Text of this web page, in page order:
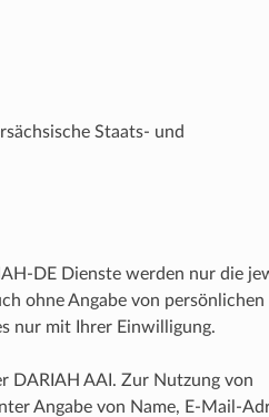
Staats- und
DE Dienste werden nur die
ohne Angabe von persönlichen
nur mit Ihrer Einwilligung.
DARIAH AAI. Zur Nutzung von
Angabe von Name, E-Mail-